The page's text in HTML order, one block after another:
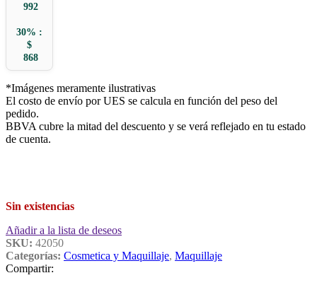
992
30% :
$
868
*Imágenes meramente ilustrativas
El costo de envío por UES se calcula en función del peso del
pedido.
BBVA cubre la mitad del descuento y se verá reflejado en tu estado
de cuenta.
Sin existencias
Añadir a la lista de deseos
SKU: 42050
Categorías: Cosmetica y Maquillaje, Maquillaje
Compartir: